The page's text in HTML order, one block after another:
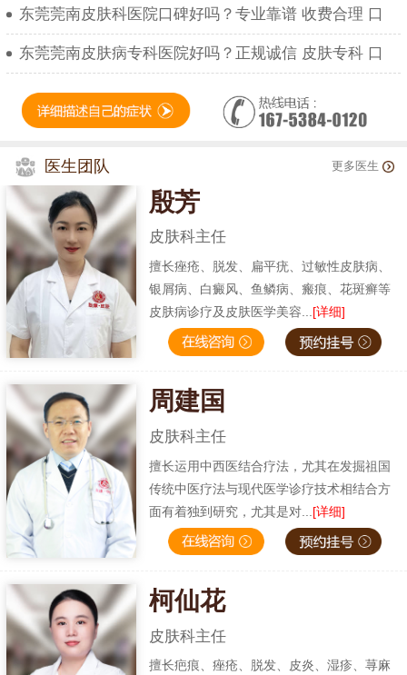
东莞莞南皮肤科医院口碑好吗？专业靠谱 收费合理 口
东莞莞南皮肤病专科医院好吗？正规诚信 皮肤专科 口
医生团队 更多医生
殷芳
皮肤科主任
擅长痤疮、脱发、扁平疣、过敏性皮肤病、
银屑病、白癜风、鱼鳞病、瘢痕、花斑癣等
皮肤病诊疗及皮肤医学美容... [详细]
周建国
皮肤科主任
擅长运用中西医结合疗法，尤其在发掘祖国
传统中医疗法与现代医学诊疗技术相结合方
面有着独到研究，尤其是对... [详细]
柯仙花
皮肤科主任
擅长疤痕、痤疮、脱发、皮炎、湿疹、荨麻